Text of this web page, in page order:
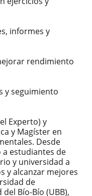
informes y
rendimiento
y seguimiento
Experto) y
y Magíster en
Desde
a estudiantes de
y universidad a
y alcanzar mejores
de
Bío-Bío (UBB),